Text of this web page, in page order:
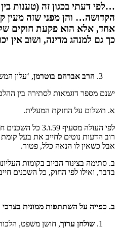
…לפי דעתי בכגון זה (טענות
הקדושה… והן מפני שזה מעין
אחד, אלא הוא פקעת חוקים של
כך גם למנהג מדינה, ושוב אין
הרב אברהם בוטרמן, ‘עלון המשפט’ מספר 37,
ישנם מספר דוגמאות לסתירה בין
א. תשלום על החזקת המעלית.
לפי העולה
אבל כשאין לו הנאה כלל, פטור.
ב. סתימה בצינור הביוב בקומות
בדבר, ואילו לפי החוק, כל השכנים
ב. כפייה על השתתפות ממונית
שולחן ערוך, חושן משפט,